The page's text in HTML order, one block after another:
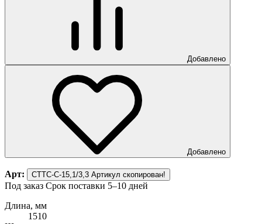
Добавлено
Добавлено
Арт: СТТС-С-15,1/3,3 Артикул скопирован!
Под заказ Срок поставки 5–10 дней
Длина, мм
1510